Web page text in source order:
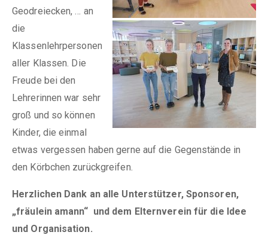
Geodreiecken, … an
die
Klassenlehrpersonen
aller Klassen. Die
Freude bei den
Lehrerinnen war sehr
groß und so können
Kinder, die einmal
etwas vergessen haben gerne auf die Gegenstände in
den Körbchen zurückgreifen.
Herzlichen Dank an alle Unterstützer, Sponsoren,
„fräulein amann“ und dem Elternverein für die Idee
und Organisation.